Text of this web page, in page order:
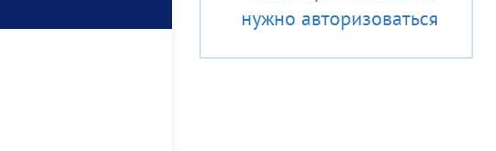
нужно авторизоваться